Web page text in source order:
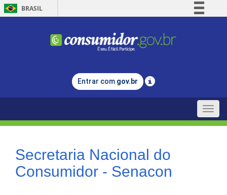
BRASIL
Comunica BR
Legislação
Entrar com gov.br
Toggle
Secretaria Nacional do
Consumidor - Senacon